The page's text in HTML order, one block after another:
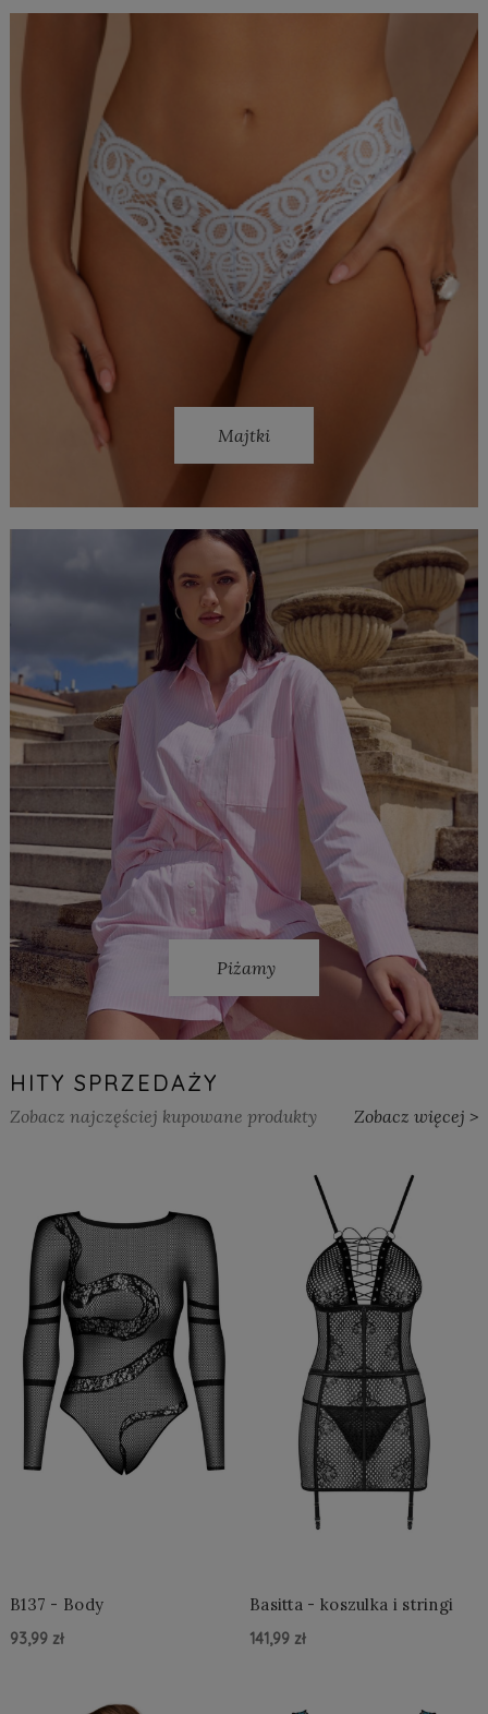
Majtki
Piżamy
HITY SPRZEDAŻY
Zobacz najczęściej kupowane produkty Zobacz więcej >
B137 - Body
93,99 zł
Basitta - koszulka i stringi
141,99 zł